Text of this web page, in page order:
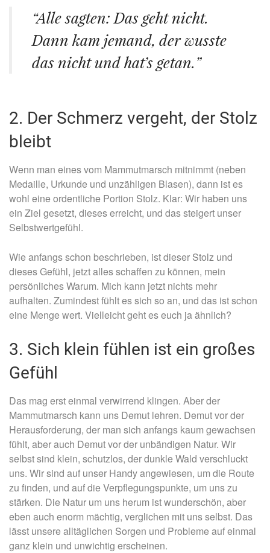
“Alle sagten: Das geht nicht.
Dann kam jemand, der wusste
das nicht und hat’s getan.”
2. Der Schmerz vergeht, der Stolz
bleibt
Wenn man eines vom Mammutmarsch mitnimmt (neben
Medaille, Urkunde und unzähligen Blasen), dann ist es
wohl eine ordentliche Portion Stolz. Klar: Wir haben uns
ein Ziel gesetzt, dieses erreicht, und das steigert unser
Selbstwertgefühl.
Wie anfangs schon beschrieben, ist dieser Stolz und
dieses Gefühl, jetzt alles schaffen zu können, mein
persönliches Warum. Mich kann jetzt nichts mehr
aufhalten. Zumindest fühlt es sich so an, und das ist schon
eine Menge wert. Vielleicht geht es euch ja ähnlich?
3. Sich klein fühlen ist ein großes
Gefühl
Das mag erst einmal verwirrend klingen. Aber der
Mammutmarsch kann uns Demut lehren. Demut vor der
Herausforderung, der man sich anfangs kaum gewachsen
fühlt, aber auch Demut vor der unbändigen Natur. Wir
selbst sind klein, schutzlos, der dunkle Wald verschluckt
uns. Wir sind auf unser Handy angewiesen, um die Route
zu finden, und auf die Verpflegungspunkte, um uns zu
stärken. Die Natur um uns herum ist wunderschön, aber
eben auch enorm mächtig, verglichen mit uns selbst. Das
lässt unsere alltäglichen Sorgen und Probleme auf einmal
ganz klein und unwichtig erscheinen.